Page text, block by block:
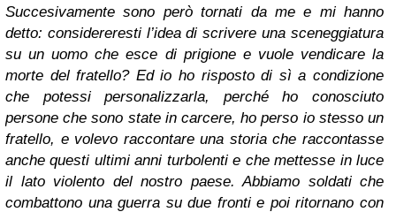
Succesivamente sono però tornati da me e mi hanno
detto: considereresti l’idea di scrivere una sceneggiatura
su un uomo che esce di prigione e vuole vendicare la
morte del fratello? Ed io ho risposto di sì a condizione
che potessi personalizzarla, perché ho conosciuto
persone che sono state in carcere, ho perso io stesso un
fratello, e volevo raccontare una storia che raccontasse
anche questi ultimi anni turbolenti e che mettesse in luce
il lato violento del nostro paese. Abbiamo soldati che
combattono una guerra su due fronti e poi ritornano con